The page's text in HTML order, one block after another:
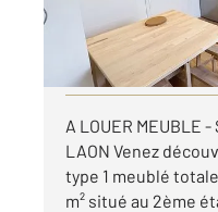
par mois charges
Visiter le site dédié
A LOUER MEUBLE -
LAON Venez
type 1 meublé
m² situé au 2ème